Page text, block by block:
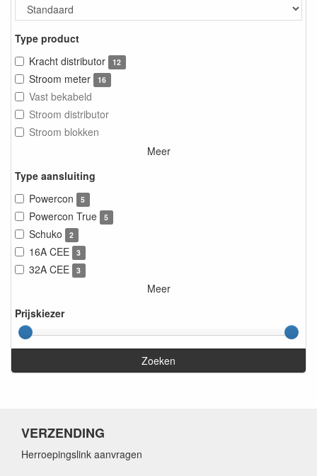
Type product
Kracht distributor
12
Stroom meter 16
Vast bekabeld
Stroom distributor
Stroom blokken
Meer
Type aansluiting
Powercon
5
Powercon True 5
Schuko 2
16A CEE 3
32A CEE 3
Meer
Prijskiezer
Zoeken
VERZENDING
Herroepingslink aanvragen